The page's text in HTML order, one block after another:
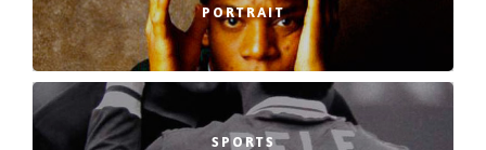
PORTRAIT
SPORTS